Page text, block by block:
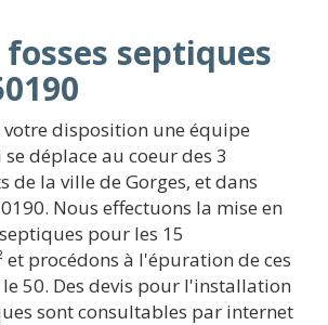
fosses septiques
disposition une équipe
déplace au coeur des 3
de la ville de Gorges, et dans
Nous effectuons la mise en
pour les 15
procédons à l'épuration de ces
50. Des devis pour l'installation
sont consultables par internet